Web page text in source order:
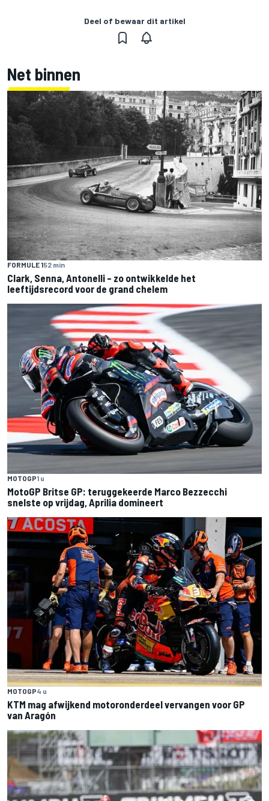
Deel of bewaar dit artikel
Net binnen
FORMULE 152 min
Clark, Senna, Antonelli – zo ontwikkelde het
leeftijdsrecord voor de grand chelem
MOTOGP1 u
MotoGP Britse GP: teruggekeerde Marco Bezzecchi
snelste op vrijdag, Aprilia domineert
MOTOGP4 u
KTM mag afwijkend motoronderdeel vervangen voor GP
van Aragón